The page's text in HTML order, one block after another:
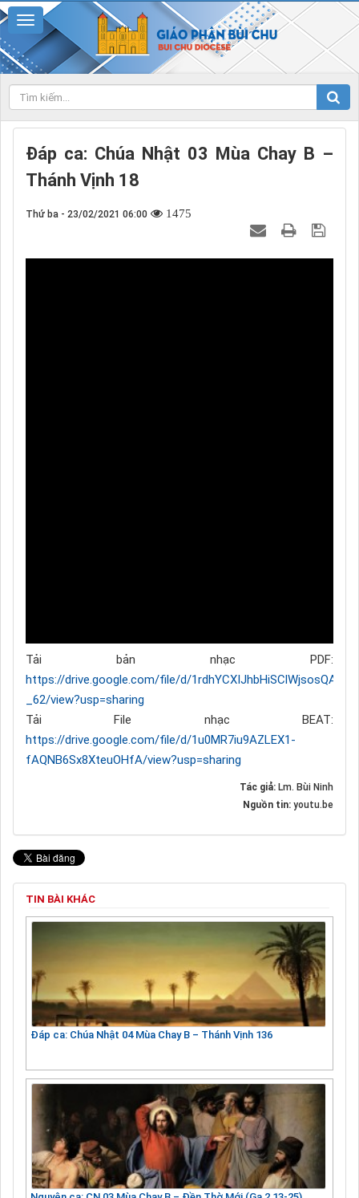
Đáp ca: Chúa Nhật 03 Mùa Chay B –
Thánh Vịnh 18
Thứ ba - 23/02/2021 06:00 1475
Tải bản nhạc PDF:
https://drive.google.com/file/d/
_62/view?usp=sharing
Tải File nhạc BEAT:
https://drive.google.com/file/d/1u0MR7iu9AZLEX1-
fAQNB6Sx8XteuOHfA/view?usp=sharing
Tác giả: Lm. Bùi Ninh
Nguồn tin: youtu.be
TIN BÀI KHÁC
Đáp ca: Chúa Nhật 04 Mùa Chay B – Thánh Vịnh 136